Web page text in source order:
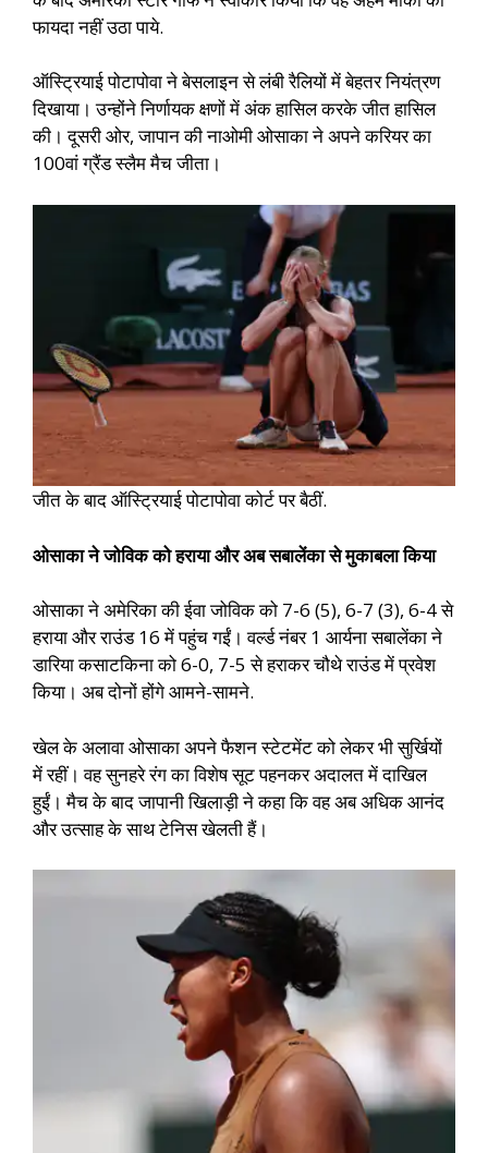
फायदा नहीं उठा पाये.
ऑस्ट्रियाई पोटापोवा ने बेसलाइन से लंबी रैलियों में बेहतर नियंत्रण
दिखाया। उन्होंने निर्णायक क्षणों में अंक हासिल करके जीत हासिल
की। दूसरी ओर, जापान की नाओमी ओसाका ने अपने करियर का
100वां ग्रैंड स्लैम मैच जीता।
जीत के बाद ऑस्ट्रियाई पोटापोवा कोर्ट पर बैठीं.
ओसाका ने जोविक को हराया और अब सबालेंका से मुकाबला किया
ओसाका ने अमेरिका की ईवा जोविक को 7-6 (5), 6-7 (3), 6-4 से
हराया और राउंड 16 में पहुंच गईं। वर्ल्ड नंबर 1 आर्यना सबालेंका ने
डारिया कसाटकिना को 6-0, 7-5 से हराकर चौथे राउंड में प्रवेश
किया। अब दोनों होंगे आमने-सामने.
खेल के अलावा ओसाका अपने फैशन स्टेटमेंट को लेकर भी सुर्खियों
में रहीं। वह सुनहरे रंग का विशेष सूट पहनकर अदालत में दाखिल
हुईं। मैच के बाद जापानी खिलाड़ी ने कहा कि वह अब अधिक आनंद
और उत्साह के साथ टेनिस खेलती हैं।